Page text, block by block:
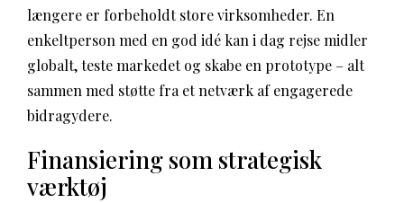
længere er forbeholdt store virksomheder. En
enkeltperson med en god idé kan i dag rejse midler
globalt, teste markedet og skabe en prototype – alt
sammen med støtte fra et netværk af engagerede
bidragydere.
Finansiering som strategisk
værktøj